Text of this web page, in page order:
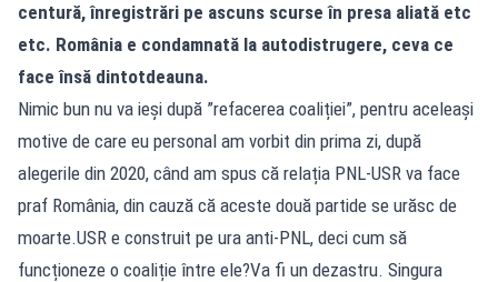
centură, înregistrări pe ascuns scurse în presa aliată etc
etc. România e condamnată la autodistrugere, ceva ce
face însă dintotdeauna.
Nimic bun nu va ieși după ”refacerea coaliției”, pentru aceleași
motive de care eu personal am vorbit din prima zi, după
alegerile din 2020, când am spus că relația PNL-USR va face
praf România, din cauză că aceste două partide se urăsc de
moarte.USR e construit pe ura anti-PNL, deci cum să
funcționeze o coaliție între ele?Va fi un dezastru. Singura